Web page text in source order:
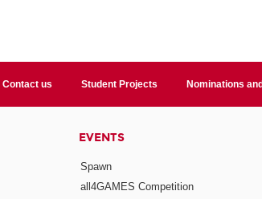
Contact us Student Projects Nominations
EVENTS
Spawn
all4GAMES Competition